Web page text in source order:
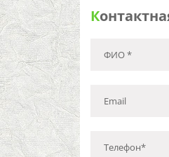
К
ФИО *
Email
Телефон*